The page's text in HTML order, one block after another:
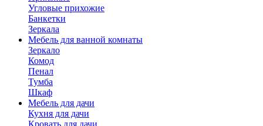
Угловые прихожие
Банкетки
Зеркала
Мебель для ванной комнаты
Зеркало
Комод
Пенал
Тумба
Шкаф
Мебель для дачи
Кухня для дачи
Кровать для дачи